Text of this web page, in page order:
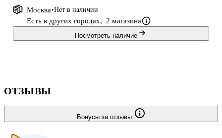
Москва Нет в наличии
Есть в других городах, 2 магазина
Посмотреть наличие
ОТЗЫВЫ
Бонусы за отзывы